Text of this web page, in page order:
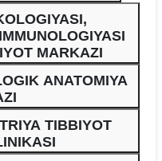
MARKAZI
ANATOMIYA
TIBBIYOT